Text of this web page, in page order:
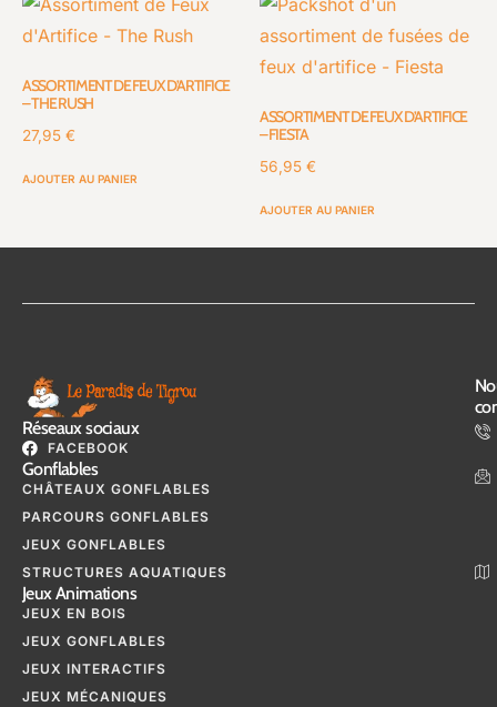
ASSORTIMENT DE FEUX D’ARTIFICE
– THE RUSH
27,95 €
AJOUTER AU PANIER
ASSORTIMENT DE FEUX D’ARTIFICE
– FIESTA
56,95 €
AJOUTER AU PANIER
Réseaux sociaux
FACEBOOK
Gonflables
CHÂTEAUX GONFLABLES
PARCOURS GONFLABLES
JEUX GONFLABLES
STRUCTURES AQUATIQUES
Jeux Animations
JEUX EN BOIS
JEUX GONFLABLES
JEUX INTERACTIFS
JEUX MÉCANIQUES